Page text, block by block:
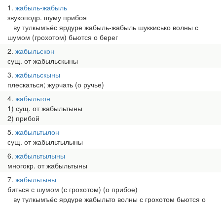
1 жабыль-жабыль
звукоподр. шуму прибоя
ву тулкымъёс ярдуре жабыль-жабыль шуккисько волны с
шумом (грохотом) бьются о берег
2 жабыльскон
сущ. от жабыльскыны
3 жабыльскыны
плескаться; журчать (о ручье)
4 жабыльтон
1) сущ. от жабыльтыны
2) прибой
5 жабыльтылон
сущ. от жабыльтылыны
6 жабыльтылыны
многокр. от жабыльтыны
7 жабыльтыны
биться с шумом (с грохотом) (о прибое)
ву тулкымъёс ярдуре жабыльто волны с грохотом бьются о